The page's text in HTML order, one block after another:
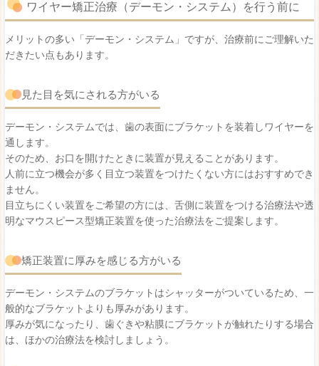
ワイヤー矯正治療（デーモン・システム）を行う前に
メリットの多い「デーモン・システム」ですが、治療前にご理解いた
だきたい点もあります。
見た目を気にされる方がいる
デーモン・システムでは、歯の表面にブラケットを装着しワイヤーを
通します。
そのため、お口を開けたときに装置が見えることがあります。
人前に立つ機会が多く目立つ装置をつけたくない方にはおすすめでき
ません。
目立ちにくい装置をご希望の方には、舌側に装置をつける治療法や透
明なマウスピース型矯正装置を使った治療法をご提案します。
矯正装置に厚みを感じる方がいる
デーモン・システムのブラケットはシャッターがついているため、一
般的なブラケットよりも厚みがあります。
厚みが気になったり、歯ぐきや粘膜にブラケットが触れたりする場合
は、ほかの治療法を検討しましょう。